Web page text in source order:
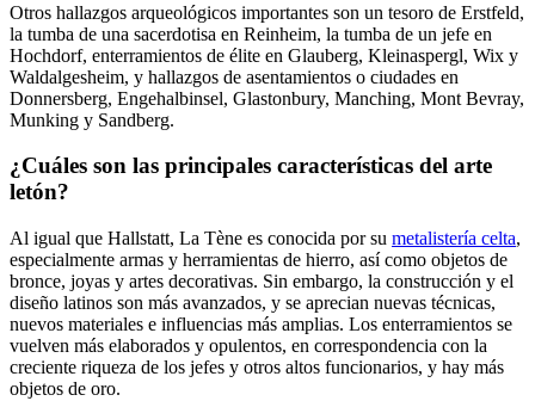
Otros hallazgos arqueológicos importantes son un tesoro de Erstfeld,
la tumba de una sacerdotisa en Reinheim, la tumba de un jefe en
Hochdorf, enterramientos de élite en Glauberg, Kleinaspergl, Wix y
Waldalgesheim, y hallazgos de asentamientos o ciudades en
Donnersberg, Engehalbinsel, Glastonbury, Manching, Mont Bevray,
Munking y Sandberg.
¿Cuáles son las principales características del arte
letón?
Al igual que Hallstatt, La Tène es conocida por su metalistería celta,
especialmente armas y herramientas de hierro, así como objetos de
bronce, joyas y artes decorativas. Sin embargo, la construcción y el
diseño latinos son más avanzados, y se aprecian nuevas técnicas,
nuevos materiales e influencias más amplias. Los enterramientos se
vuelven más elaborados y opulentos, en correspondencia con la
creciente riqueza de los jefes y otros altos funcionarios, y hay más
objetos de oro.